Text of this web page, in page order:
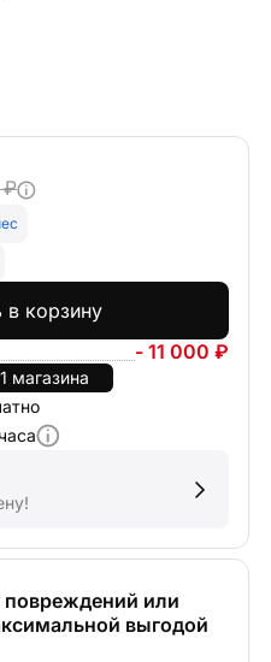
₽
в корзину
- 11 000 ₽
1 магазина
повреждений или
выгодой